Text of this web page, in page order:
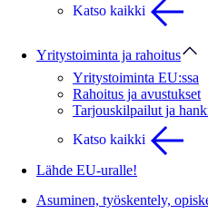
Katso kaikki
Yritystoiminta ja rahoitus
Yritystoiminta EU:ssa
Rahoitus ja avustukset
Tarjouskilpailut ja
Katso kaikki
Lähde EU-uralle!
Asuminen, työskentely,